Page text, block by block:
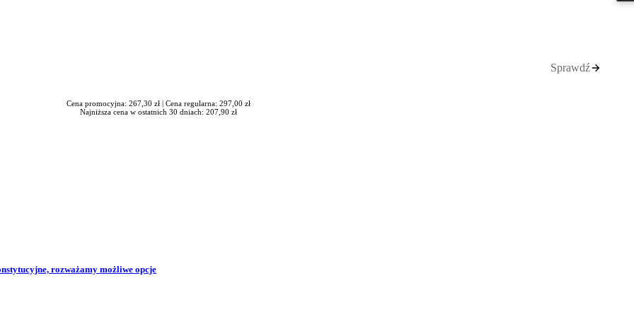
Sprawdź
Cena promocyjna: 267,30 zł | Cena regularna: 297,00 zł
Najniższa cena w ostatnich 30 dniach: 207,90 zł
rozważamy możliwe opcje